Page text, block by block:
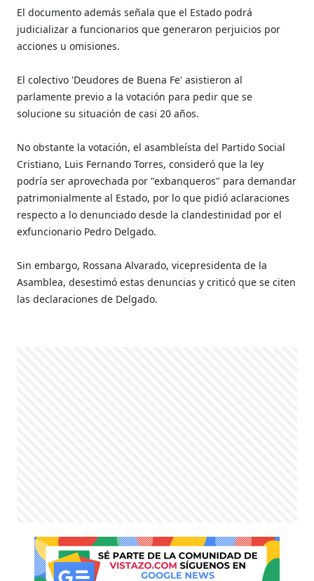
El documento además señala que el Estado podrá
judicializar a funcionarios que generaron perjuicios por
acciones u omisiones.
El colectivo 'Deudores de Buena Fe' asistieron al
parlamente previo a la votación para pedir que se
solucione su situación de casi 20 años.
No obstante la votación, el asambleísta del Partido Social
Cristiano, Luis Fernando Torres, consideró que la ley
podría ser aprovechada por "exbanqueros" para demandar
patrimonialmente al Estado, por lo que pidió aclaraciones
respecto a lo denunciado desde la clandestinidad por el
exfuncionario Pedro Delgado.
Sin embargo, Rossana Alvarado, vicepresidenta de la
Asamblea, desestimó estas denuncias y criticó que se citen
las declaraciones de Delgado.